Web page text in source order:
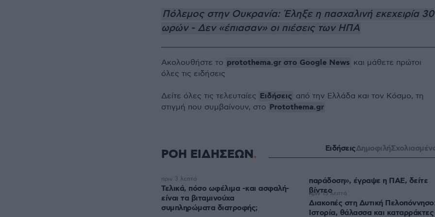
Πόλεμος στην Ουκρανία: Έληξε η πασχαλινή εκεχειρία 30
ωρών - Δεν «έπιασαν» οι πιέσεις των ΗΠΑ
Ακολουθήστε το protothema.gr στο Google News και μάθετε πρώτοι
όλες τις ειδήσεις
Δείτε όλες τις τελευταίες Ειδήσεις από την Ελλάδα και τον Κόσμο, τη
στιγμή που συμβαίνουν, στο Protothema.gr
ΡΟΗ ΕΙΔΗΣΕΩΝ ΕιδήσειςΔημοφιλή
Τελικά, πόσο ωφέλιμα -και ασφαλή-
είναι τα βιταμινούχα
συμπληρώματα διατροφής;
πριν 3 λεπτά
παράδοση», έγραψε η ΠΑΕ, δείτε
βίντεο
Διακοπές στη Δυτική
Ιστορία, θάλασσα και καταρράκτες
πριν 13 λεπτά